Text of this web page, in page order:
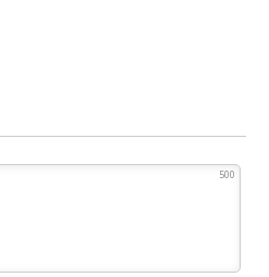
500